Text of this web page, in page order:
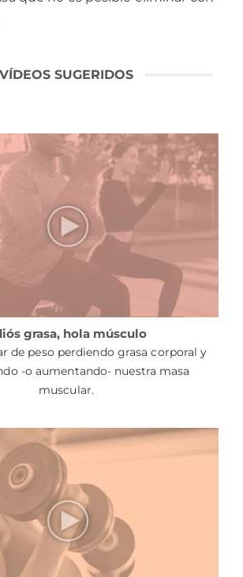
VÍDEOS SUGERIDOS
grasa, hola músculo
de peso perdiendo grasa corporal y
-o aumentando- nuestra masa
muscular.